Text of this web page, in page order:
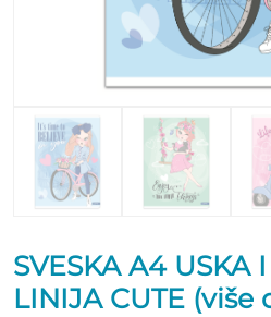
SVESKA A4 USKA
LINIJA CUTE (više